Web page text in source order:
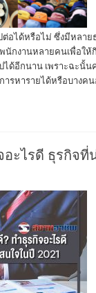
อได้หรือไม่ ซึ่งมีหลา
นักงานหลายคนเพื่อใ
ได้อีกนาน เพราะฉะ
ารหารายได้หรือบางค
ะไรดี ธุรกิจที่